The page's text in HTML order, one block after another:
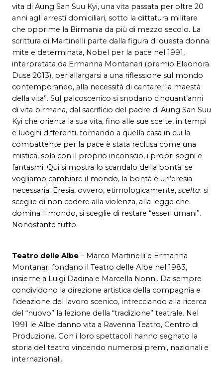
vita di Aung San Suu Kyi, una vita passata per oltre 20
anni agli arresti domiciliari, sotto la dittatura militare
che opprime la Birmania da più di mezzo secolo. La
scrittura di Martinelli parte dalla figura di questa donna
mite e determinata, Nobel per la pace nel 1991,
interpretata da Ermanna Montanari (premio Eleonora
Duse 2013), per allargarsi a una riflessione sul mondo
contemporaneo, alla necessità di cantare “la maestà
della vita”. Sul palcoscenico si snodano cinquant’anni
di vita birmana, dal sacrificio del padre di Aung San Suu
Kyi che orienta la sua vita, fino alle sue scelte, in tempi
e luoghi differenti, tornando a quella casa in cui la
combattente per la pace è stata reclusa come una
mistica, sola con il proprio inconscio, i propri sogni e
fantasmi. Qui si mostra lo scandalo della bontà: se
vogliamo cambiare il mondo, la bontà è un’eresia
necessaria. Eresia, ovvero, etimologicamente, scelta: si
sceglie di non cedere alla violenza, alla legge che
domina il mondo, si sceglie di restare “esseri umani”.
Nonostante tutto.
Teatro delle Albe – Marco Martinelli e Ermanna
Montanari fondano il Teatro delle Albe nel 1983,
insieme a Luigi Dadina e Marcella Nonni. Da sempre
condividono la direzione artistica della compagnia e
l’ideazione del lavoro scenico, intrecciando alla ricerca
del “nuovo” la lezione della “tradizione” teatrale. Nel
1991 le Albe danno vita a Ravenna Teatro, Centro di
Produzione. Con i loro spettacoli hanno segnato la
storia del teatro vincendo numerosi premi, nazionali e
internazionali.